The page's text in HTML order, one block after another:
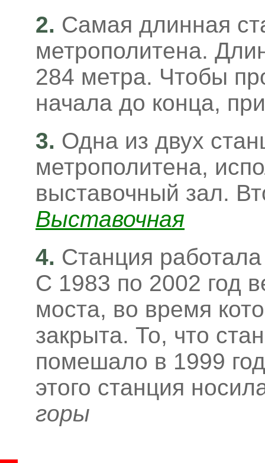
2. Самая длинная
метрополитена.
284 метра. Чтобы
начала до конца,
3. Одна из двух
метрополитена,
выставочный зал.
Выставочная
4. Станция
С 1983 по 2002 год
моста, во время
закрыта. То, что
помешало в 1999
этого станция
горы